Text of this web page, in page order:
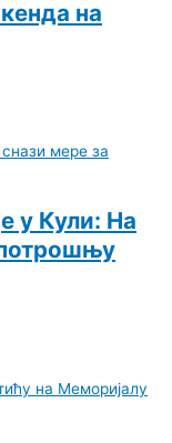
на
у Кули: На